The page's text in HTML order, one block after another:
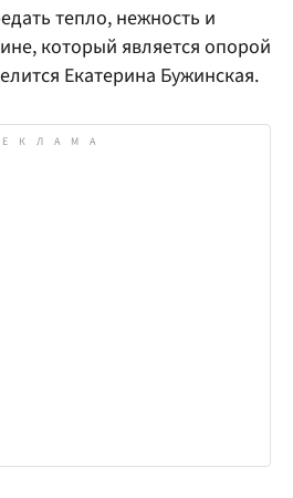
тепло, нежность и
который является опорой
Екатерина Бужинская.